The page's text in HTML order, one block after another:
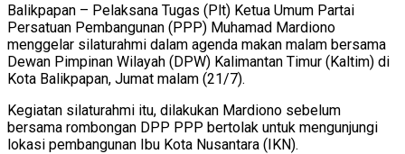
Balikpapan – Pelaksana Tugas (Plt) Ketua Umum Partai
Persatuan Pembangunan (PPP) Muhamad Mardiono
menggelar silaturahmi dalam agenda makan malam bersama
Dewan Pimpinan Wilayah (DPW) Kalimantan Timur (Kaltim) di
Kota Balikpapan, Jumat malam (21/7).
Kegiatan silaturahmi itu, dilakukan Mardiono sebelum
bersama rombongan DPP PPP bertolak untuk mengunjungi
lokasi pembangunan Ibu Kota Nusantara (IKN).